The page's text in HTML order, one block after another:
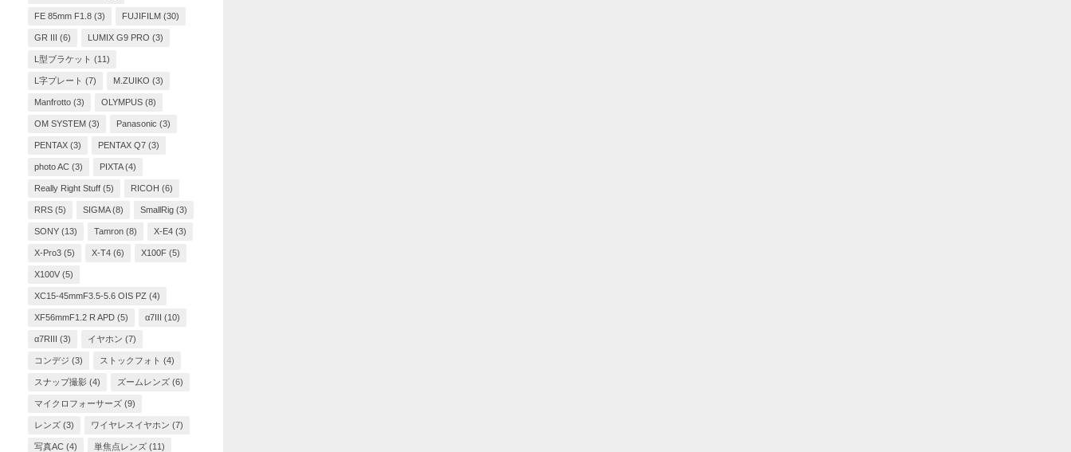
FE 85mm F1.8 (3) FUJIFILM (30)
GR III (6) LUMIX G9 PRO (3)
L型ブラケット (11)
L字プレート (7) M.ZUIKO (3)
Manfrotto (3) OLYMPUS (8)
OM SYSTEM (3) Panasonic (3)
PENTAX (3) PENTAX Q7 (3)
photo AC (3) PIXTA(4)
Really Right Stuff (5) RICOH (6)
RRS (5) SIGMA(8) SmallRig (3)
SONY (13) Tamron (8) X-E4 (3)
X-Pro3 (5) X-T4 (6) X100F (5)
X100V (5)
XC15-45mmF3.5-5.6 OIS PZ (4)
XF56mmF1.2 R APD (5) α7III (10)
α7RIII (3) イヤホン (7)
コンデジ (3) ストックフォト (4)
スナップ撮影 (4) ズームレンズ (6)
マイクロフォーサーズ (9)
レンズ (3) ワイヤレスイヤホン (7)
写真AC (4) 単焦点レンズ (11)